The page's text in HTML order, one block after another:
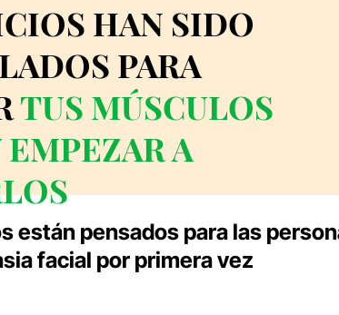
están pensados para las
facial por primera vez
HAN SIDO
PARA
TUS MÚSCULOS
A